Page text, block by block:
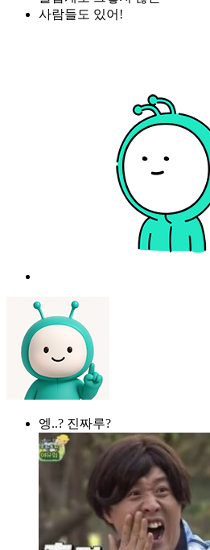
사람들도 있어!
엥..? 진짜루?